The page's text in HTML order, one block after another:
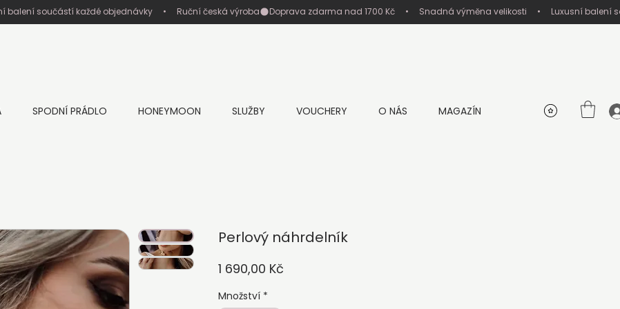
balení součástí každé objednávky     •     Ruční česká výroba
SPODNÍ PRÁDLO HONEYMOON SLUŽBY VOUCHERY O NÁS MAGAZÍN
Perlový náhrdelník
1 690,00 Kč
Množství *